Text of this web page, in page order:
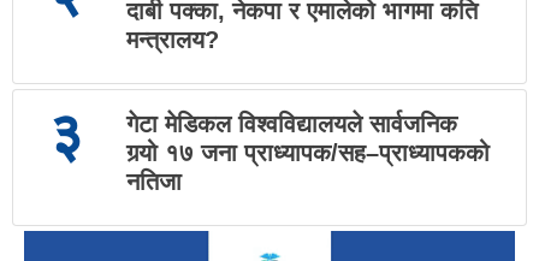
दाबी पक्का, नेकपा र एमालेको भागमा कति
मन्त्रालय?
३
गेटा मेडिकल विश्वविद्यालयले सार्वजनिक
गर्‍यो १७ जना प्राध्यापक/सह–प्राध्यापकको
नतिजा